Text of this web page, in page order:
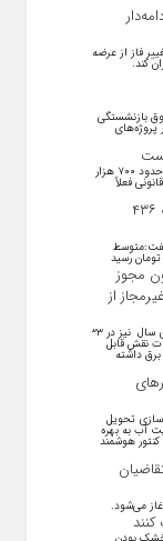
فاز از عرضه
کند.
بازنشستگی
پروژه‌های
معاون سازمان اداری و استخدامی اعلام کرد: دولت ساماندهی حدود ۷۰۰ هزار
فعلاً
متوسط آورده متقاضیان نهضت ملی مسکن به ۴۳۶
مجوز
ماینر غیرمجاز از
مدیرعامل شرکت توزیع نیروی برق استان تهران گفت: از ابتدای سال نیز در ۳۳
نقش قابل
داشته
سازی تحویل
آب به بهره
به کنتور هوشمند
می‌شود.